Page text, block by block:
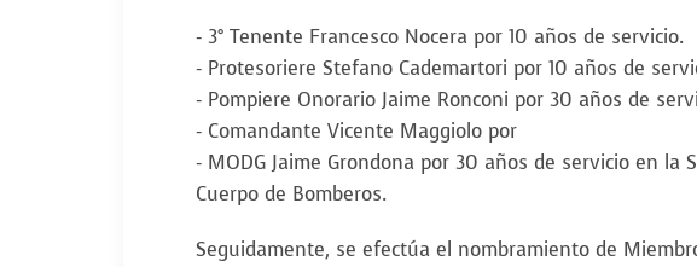
- 3° Tenente Francesco Nocera por 10 años de servicio.
- Protesoriere Stefano Cademartori por 10 años de
- Pompiere Onorario Jaime Ronconi por 30 años de
- Comandante Vicente Maggiolo por
- MODG Jaime Grondona por 30 años de servicio en la
Cuerpo de Bomberos.
Seguidamente, se efectúa el nombramiento de